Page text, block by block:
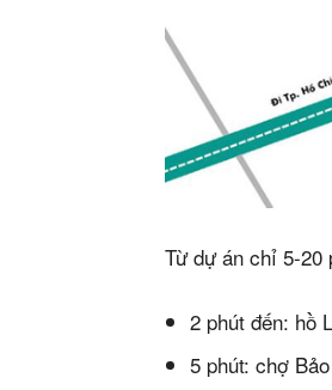
Từ dự án chỉ 5-20
2 phút đến: hồ
5 phút: chợ